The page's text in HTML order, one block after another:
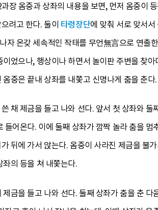
장 옴중과 상좌의 내용을 보면, 먼저 옴중이
려고 한다. 둘이 타령장단에 맞춰 서로 맞서
온갖 세속적인 작태를 무언無言으로 연출
었으나, 행상이나 하면서 놀이판 주변을 찾
중은 끝내 상좌를 내쫓고 신명나게 춤을 춘다.
채 제금을 들고 나와 선다. 앞서 첫 상좌와
어온다. 이에 둘째 상좌가 깜짝 놀라 춤을
뒤에 가서 앉는다. 옴중이 사라진 제금을 불
의 등을 쳐 내쫓는다.
금을 들고 나와 선다. 둘째 상좌가 춤을 춘